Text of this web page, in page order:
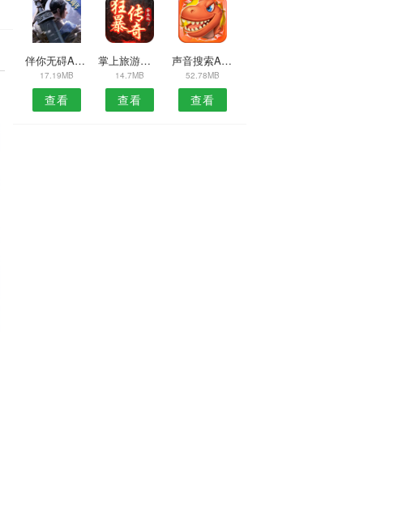
伴你无碍APP
17.19MB
查看
掌上旅游平台APP
14.7MB
查看
声音搜索APP
52.78MB
查看